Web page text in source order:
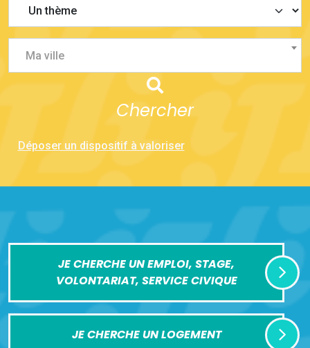
Ma ville
Chercher
Déposer un dispositif à valoriser
JE CHERCHE UN EMPLOI, STAGE,
VOLONTARIAT, SERVICE CIVIQUE
JE CHERCHE UN LOGEMENT